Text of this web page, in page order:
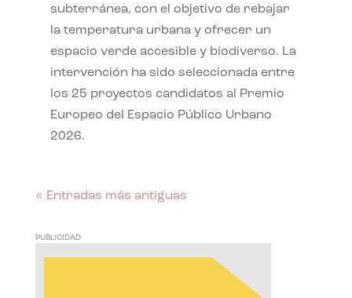
subterránea, con el objetivo de rebajar
la temperatura urbana y ofrecer un
espacio verde accesible y biodiverso. La
intervención ha sido seleccionada entre
los 25 proyectos candidatos al Premio
Europeo del Espacio Público Urbano
2026.
« Entradas más antiguas
PUBLICIDAD